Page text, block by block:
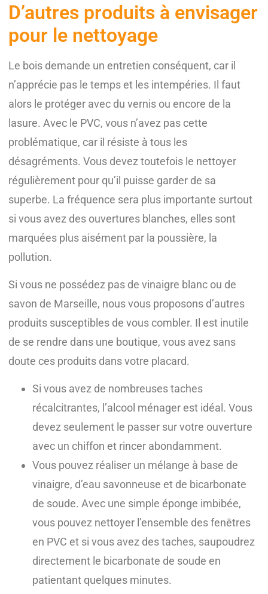
D’autres produits à envisager
pour le nettoyage
Le bois demande un entretien conséquent, car il
n’apprécie pas le temps et les intempéries. Il faut
alors le protéger avec du vernis ou encore de la
lasure. Avec le PVC, vous n’avez pas cette
problématique, car il résiste à tous les
désagréments. Vous devez toutefois le nettoyer
régulièrement pour qu’il puisse garder de sa
superbe. La fréquence sera plus importante surtout
si vous avez des ouvertures blanches, elles sont
marquées plus aisément par la poussière, la
pollution.
Si vous ne possédez pas de vinaigre blanc ou de
savon de Marseille, nous vous proposons d’autres
produits susceptibles de vous combler. Il est inutile
de se rendre dans une boutique, vous avez sans
doute ces produits dans votre placard.
Si vous avez de nombreuses taches
récalcitrantes, l’alcool ménager est idéal. Vous
devez seulement le passer sur votre ouverture
avec un chiffon et rincer abondamment.
Vous pouvez réaliser un mélange à base de
vinaigre, d’eau savonneuse et de bicarbonate
de soude. Avec une simple éponge imbibée,
vous pouvez nettoyer l’ensemble des fenêtres
en PVC et si vous avez des taches, saupoudrez
directement le bicarbonate de soude en
patientant quelques minutes.